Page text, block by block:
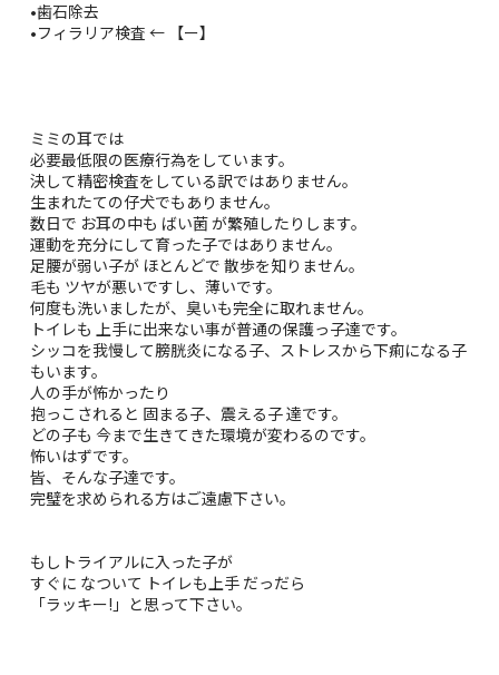
•歯石除去
•フィラリア検査 ← 【ー】
ミミの耳では
必要最低限の医療行為をしています。
決して精密検査をしている訳ではありません。
生まれたての仔犬でもありません。
数日で お耳の中も ばい菌 が繁殖したりします。
運動を充分にして育った子ではありません。
足腰が弱い子が ほとんどで 散歩を知りません。
毛も ツヤが悪いですし、薄いです。
何度も洗いましたが、臭いも完全に取れません。
トイレも 上手に出来ない事が普通の保護っ子達です。
シッコを我慢して膀胱炎になる子、ストレスから下痢になる子
もいます。
人の手が怖かったり
抱っこされると 固まる子、震える子 達です。
どの子も 今まで生きてきた環境が変わるのです。
怖いはずです。
皆、そんな子達です。
完璧を求められる方はご遠慮下さい。
もしトライアルに入った子が
すぐに なついて トイレも上手 だっだら
「ラッキー!」と思って下さい。